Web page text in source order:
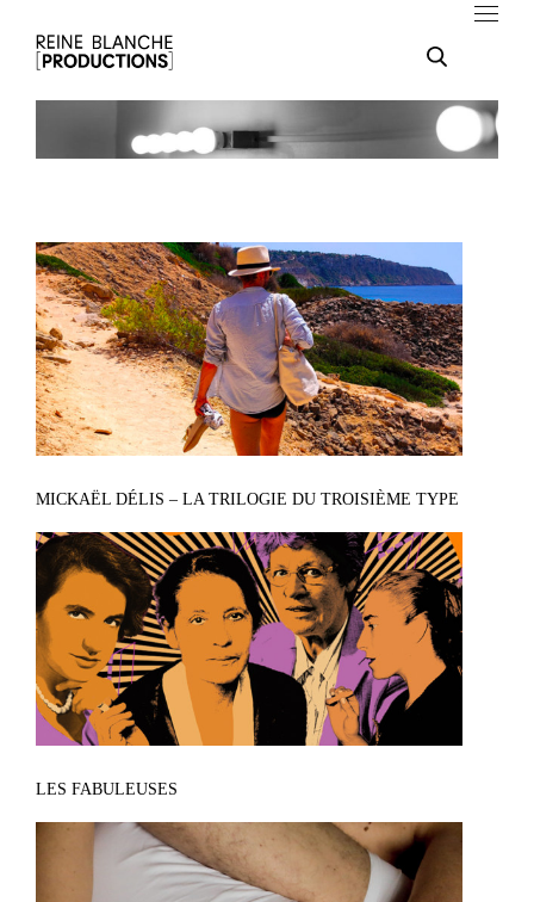
MICKAËL DÉLIS – LA TRILOGIE DU TROISIÈME TYPE
LES FABULEUSES